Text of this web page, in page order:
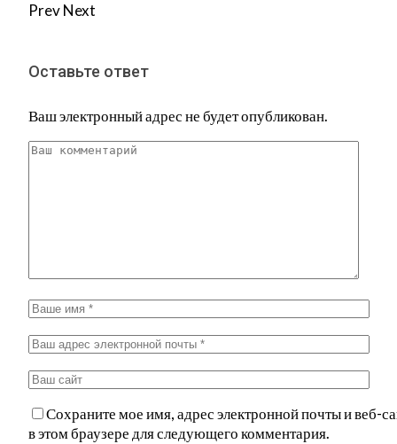
PrevNext
Оставьте ответ
Ваш электронный адрес не будет опубликован.
Сохраните мое имя, адрес электронной почты и веб-
в этом браузере для следующего комментария.